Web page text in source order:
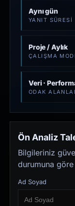
Aynı gün
YANIT SÜRESI
Proje / Aylık
ÇALIŞMA
Veri ·
ODAK
Ön Analiz
Bilgileriniz
durumuna göre
Ad Soyad